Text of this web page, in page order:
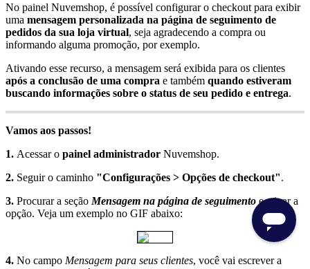
No painel Nuvemshop, é possível configurar o checkout para exibir
uma mensagem personalizada na página de seguimento de
pedidos da sua loja virtual, seja agradecendo a compra ou
informando alguma promoção, por exemplo.
Ativando esse recurso, a mensagem será exibida para os clientes
após a conclusão de uma compra e também quando estiveram
buscando informações sobre o status de seu pedido e entrega.
Vamos aos passos!
1. Acessar o painel administrador Nuvemshop.
2. Seguir o caminho "Configurações > Opções de checkout".
3. Procurar a seção Mensagem na página de seguimento e ativar a
opção. Veja um exemplo no GIF abaixo:
4. No campo Mensagem para seus clientes, você vai escrever a